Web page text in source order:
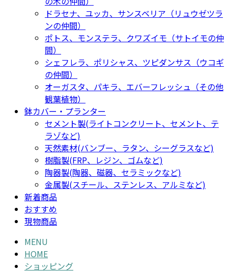
ドラセナ、ユッカ、サンスベリア（リュウゼツラ
ンの仲間）
ポトス、モンステラ、クワズイモ（サトイモの仲
間）
シェフレラ、ポリシャス、ツピダンサス（ウコギ
の仲間）
オーガスタ、パキラ、エバーフレッシュ（その他
観葉植物）
鉢カバー・プランター
セメント製(ライトコンクリート、セメント、テ
ラゾなど)
天然素材(バンブー、ラタン、シーグラスなど)
樹脂製(FRP、レジン、ゴムなど)
陶器製(陶器、磁器、セラミックなど)
金属製(スチール、ステンレス、アルミなど)
新着商品
おすすめ
現物商品
MENU
HOME
ショッピング